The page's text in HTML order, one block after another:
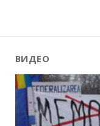
ВИДЕО